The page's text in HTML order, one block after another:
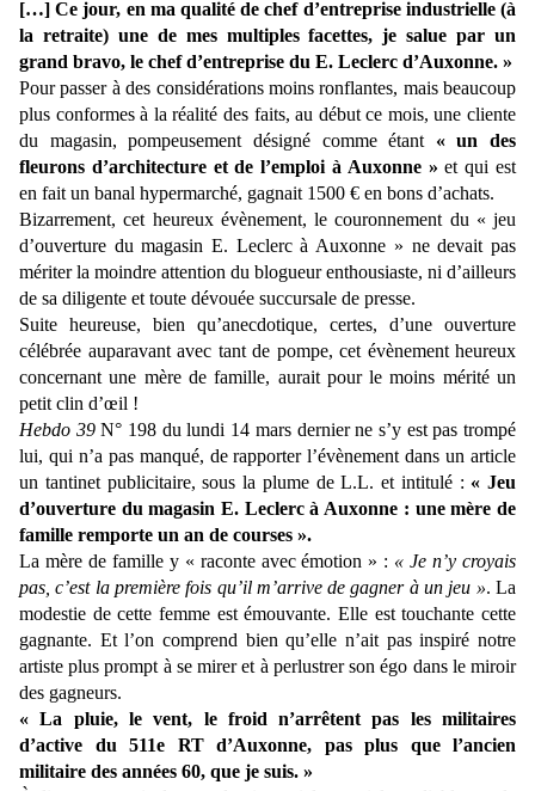
[…] Ce jour, en ma qualité de chef d’entreprise industrielle (à
la retraite) une de mes multiples facettes, je salue par un
grand bravo, le chef d’entreprise du E. Leclerc d’Auxonne. »
Pour passer à des considérations moins ronflantes, mais beaucoup
plus conformes à la réalité des faits, au début ce mois, une cliente
du magasin, pompeusement désigné comme étant « un des
fleurons d’architecture et de l’emploi à Auxonne » et qui est
en fait un banal hypermarché, gagnait 1500 € en bons d’achats.
Bizarrement, cet heureux évènement, le couronnement du « jeu
d’ouverture du magasin E. Leclerc à Auxonne » ne devait pas
mériter la moindre attention du blogueur enthousiaste, ni d’ailleurs
de sa diligente et toute dévouée succursale de presse.
Suite heureuse, bien qu’anecdotique, certes, d’une ouverture
célébrée auparavant avec tant de pompe, cet évènement heureux
concernant une mère de famille, aurait pour le moins mérité un
petit clin d’œil !
Hebdo 39N° 198 du lundi 14 mars dernier ne s’y est pas trompé
lui, qui n’a pas manqué, de rapporter l’évènement dans un article
un tantinet publicitaire, sous la plume de L.L. et intitulé : « Jeu
d’ouverture du magasin E. Leclerc à Auxonne : une mère de
famille remporte un an de courses ».
La mère de famille y « raconte avec émotion » : « Je n’y croyais
pas, c’est la première fois qu’il m’arrive de gagner à un jeu ». La
modestie de cette femme est émouvante. Elle est touchante cette
gagnante. Et l’on comprend bien qu’elle n’ait pas inspiré notre
artiste plus prompt à se mirer et à perlustrer son égo dans le miroir
des gagneurs.
« La pluie, le vent, le froid n’arrêtent pas les militaires
d’active du 511e RT d’Auxonne, pas plus que l’ancien
militaire des années 60, que je suis. »